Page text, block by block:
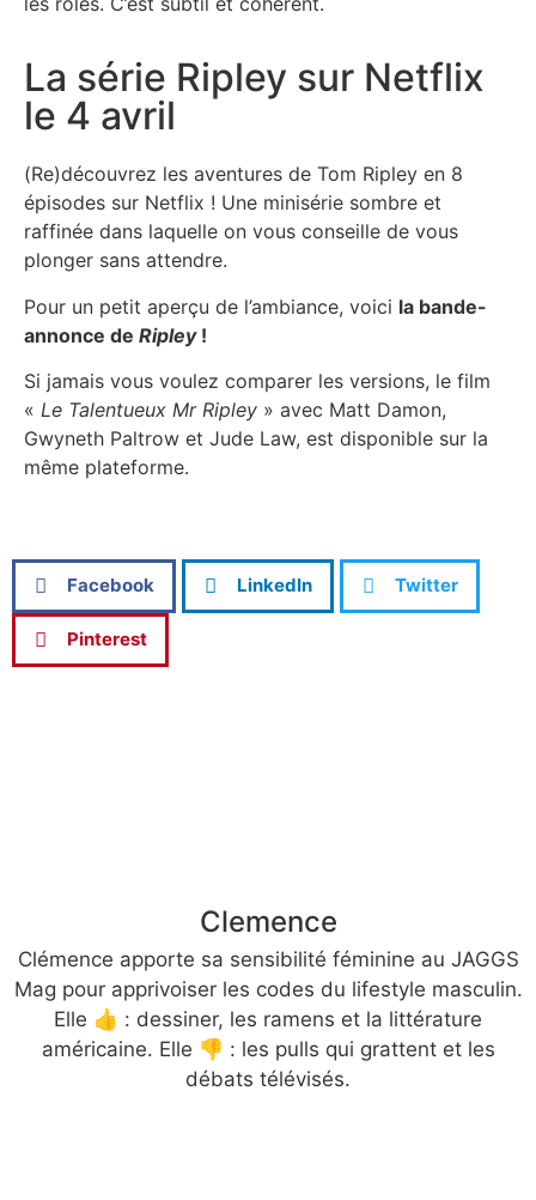
La série Ripley sur Netflix
le 4 avril
(Re)découvrez les aventures de Tom Ripley en 8
épisodes sur Netflix ! Une minisérie sombre et
raffinée dans laquelle on vous conseille de vous
plonger sans attendre.
Pour un petit aperçu de l’ambiance, voici la bande-
annonce de Ripley!
Si jamais vous voulez comparer les versions, le film
« Le Talentueux Mr Ripley » avec Matt Damon,
Gwyneth Paltrow et Jude Law, est disponible sur la
même plateforme.
Facebook LinkedIn Twitter
Pinterest
Clemence
Clémence apporte sa sensibilité féminine au JAGGS
Mag pour apprivoiser les codes du lifestyle masculin.
Elle 👍 : dessiner, les ramens et la littérature
américaine. Elle 👎 : les pulls qui grattent et les
débats télévisés.